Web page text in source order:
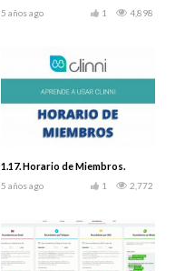
5 años ago 4,898
1
1.17. Horario de Miembros.
5 años ago 2,772
1